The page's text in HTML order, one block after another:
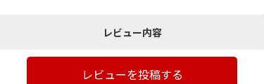
レビュー内容
レビューを投稿する